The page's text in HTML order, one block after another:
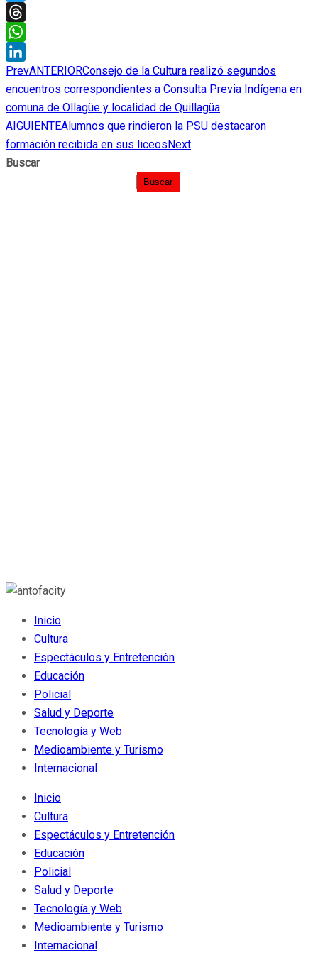
Twitter
Threads
WhatsApp
LinkedIn
PrevANTERIORConsejo de la Cultura realizó segundos
encuentros correspondientes a Consulta Previa Indígena en
comuna de Ollagüe y localidad de Quillagüa
AIGUIENTEAlumnos que rindieron la PSU destacaron
formación recibida en sus liceos Next
Buscar
Buscar
Inicio
Cultura
Espectáculos y Entretención
Educación
Policial
Salud y Deporte
Tecnología y Web
Medioambiente y Turismo
Internacional
Inicio
Cultura
Espectáculos y Entretención
Educación
Policial
Salud y Deporte
Tecnología y Web
Medioambiente y Turismo
Internacional